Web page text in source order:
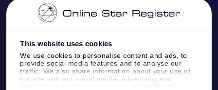
This website uses cookies
We use cookies to personalise content and ads, to
provide social media features and to analyse our
traffic. We also share information about your use of
our site with our social media, advertising and
Prezenty firmowe
One Million Stars
Gwieździsty Wygaszacz Ekranu OSR
Aplikacja VR „Fly me to the stars”
Dostawa
Polityka zwrotów
Gwiazdozbiorach